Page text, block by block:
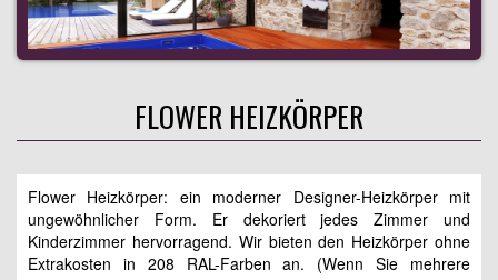
FLOWER HEIZKÖRPER
Flower Heizkörper: ein moderner Designer-Heizkörper mit
ungewöhnlicher Form. Er dekoriert jedes Zimmer und
Kinderzimmer hervorragend. Wir bieten den Heizkörper ohne
Extrakosten in 208 RAL-Farben an. (Wenn Sie mehrere